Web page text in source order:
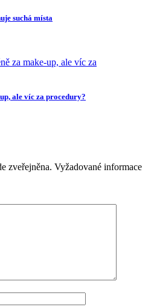
suchá místa
ale víc za procedury?
zveřejněna. Vyžadované informace